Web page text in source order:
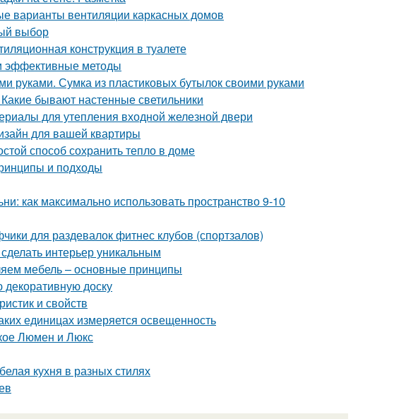
варианты вентиляции каркасных домов
выбор
конструкция в туалете
эффективные методы
руками. Сумка из пластиковых бутылок своими руками
бывают настенные светильники
для утепления входной железной двери
для вашей квартиры
способ сохранить тепло в доме
и подходы
как максимально использовать пространство 9-10
для раздевалок фитнес клубов (спортзалов)
интерьер уникальным
мебель – основные принципы
доску
и свойств
единицах измеряется освещенность
Люмен и Люкс
кухня в разных стилях